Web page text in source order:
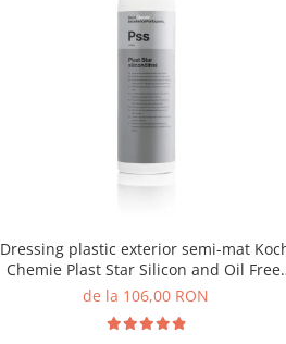
Dressing plastic exterior semi-mat
Chemie Plast Star Silicon and Oil Free,
Pss
de la 106,00 RON